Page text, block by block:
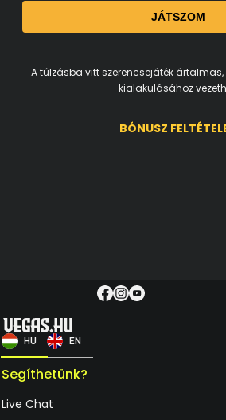
JÁTSZOM
A túlzásba vitt szerencsejáték
kialakulásához
BÓNUSZ
Segíthetünk?
Live Chat
HU EN